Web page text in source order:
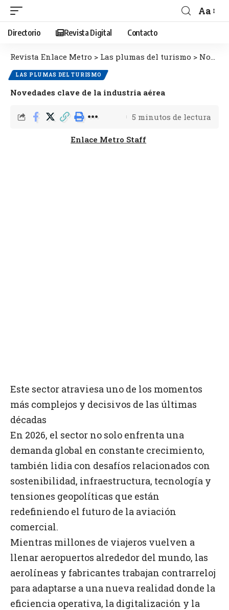
Aa
Directorio Revista Digital Contacto
Revista Enlace Metro > Las plumas del turismo > Novedades clave de la industria aérea
LAS PLUMAS DEL TURISMO
Novedades clave de la industria aérea
Enlace Metro Staff
5 minutos de lectura
Este sector atraviesa uno de los momentos
más complejos y decisivos de las últimas
décadas
En 2026, el sector no solo enfrenta una
demanda global en constante crecimiento,
también lidia con desafíos relacionados con
sostenibilidad, infraestructura, tecnología y
tensiones geopolíticas que están
redefiniendo el futuro de la aviación
comercial.
Mientras millones de viajeros vuelven a
llenar aeropuertos alrededor del mundo, las
aerolíneas y fabricantes trabajan contrarreloj
para adaptarse a una nueva realidad donde la
eficiencia operativa, la digitalización y la